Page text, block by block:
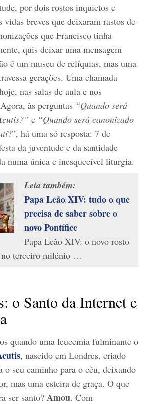
por dois rostos inquietos e
vidas breves que deixaram rastos de
que Francisco tinha
quis deixar uma mensagem
é um museu de relíquias, mas uma
gerações. Uma chamada
nas salas de aula e nos
às perguntas “Quando será
e “Quando será canonizado
?”, há uma só resposta: 7 de
da juventude e da santidade
numa única e inesquecível liturgia.
Leia também:
Papa Leão XIV: tudo o que
precisa de saber sobre o
novo Pontífice
Papa Leão XIV: o novo rosto
no terceiro milénio …
o Santo da Internet e
quando uma leucemia fulminante o
, nascido em Londres, criado
o seu caminho para o céu, deixando
mas uma esteira de graça. O que
ser santo? Amou. Com